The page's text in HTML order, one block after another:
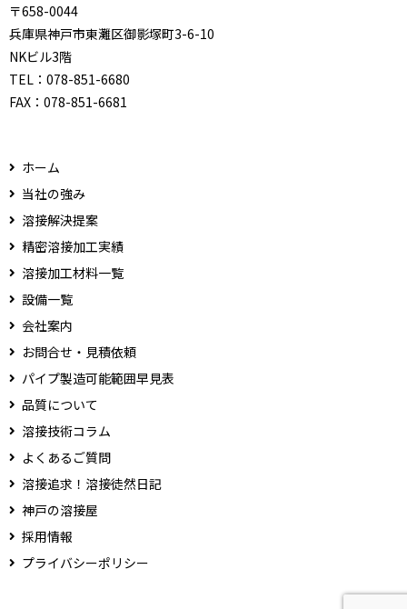
〒658-0044
兵庫県神戸市東灘区御影塚町3-6-10
NKビル3階
TEL： 078-851-6680
FAX： 078-851-6681
ホーム
当社の強み
溶接解決提案
精密溶接加工実績
溶接加工材料一覧
設備一覧
会社案内
お問合せ・見積依頼
パイプ製造可能範囲早見表
品質について
溶接技術コラム
よくあるご質問
溶接追求！溶接徒然日記
神戸の溶接屋
採用情報
プライバシーポリシー